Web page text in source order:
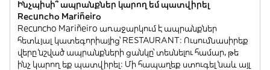
Ինչպիսի՞ ապրանքներ կարող եմ պատվիրել
Recuncho Mariñeiro
Recuncho Mariñeiro առաջարկում է ապրանքներ
հետևյալ կատեգորիայից՝ RESTAURANT: Ուսումնասիրեք
վերը նշված ապրանքների ցանկը՝ տեսնելու համար, թե
ինչ կարող եք պատվիրել: Մի հապաղեք ստուգել նաև այլ